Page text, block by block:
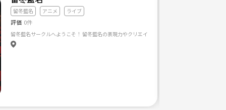
留冬藍名 アニメ ライブ
評価 0件